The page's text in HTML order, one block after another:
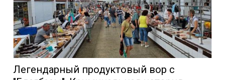
Легендарный продуктовый вор с